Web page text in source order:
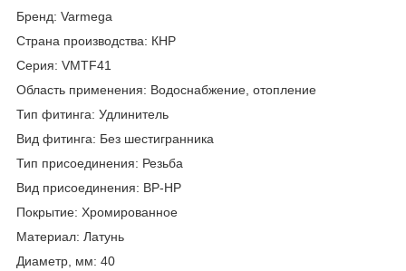
Бренд: Varmega
Страна производства: КНР
Серия: VMTF41
Область применения: Водоснабжение, отопление
Тип фитинга: Удлинитель
Вид фитинга: Без шестигранника
Тип присоединения: Резьба
Вид присоединения: ВР-НР
Покрытие: Хромированное
Материал: Латунь
Диаметр, мм: 40